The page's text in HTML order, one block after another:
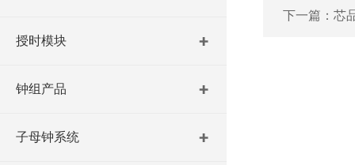
授时模块
钟组产品
子母钟系统
下一篇： 芯